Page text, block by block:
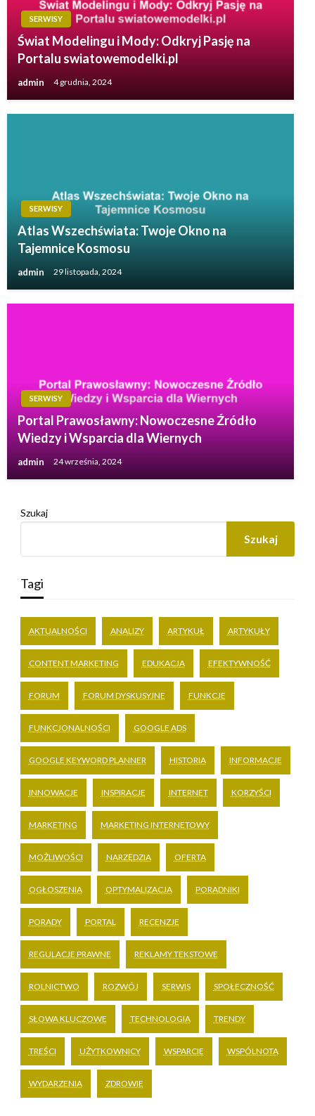
SERWISY
Świat Modelingu i Mody: Odkryj Pasję na
Portalu swiatowemodelki.pl
admin 4 grudnia, 2024
SERWISY
Atlas Wszechświata: Twoje Okno na
Tajemnice Kosmosu
admin 29 listopada, 2024
SERWISY
Portal Prawosławny: Nowoczesne Źródło
Wiedzy i Wsparcia dla Wiernych
admin 24 września, 2024
Szukaj
Szukaj
Tagi
AKTUALNOŚCI ANALIZY ARTYKUŁ ARTYKUŁY
CONTENT MARKETING EDUKACJA EFEKTYWNOŚĆ
FORUM FORUM DYSKUSYJNE FUNKCJE
FUNKCJONALNOŚCI GOOGLE ADS
GOOGLE KEYWORD PLANNER HISTORIA INFORMACJE
INNOWACJE INSPIRACJE INTERNET KORZYŚCI
MARKETING MARKETING INTERNETOWY
MOŻLIWOŚCI NARZĘDZIA OFERTA
OGŁOSZENIA OPTYMALIZACJA PORADNIKI
PORADY PORTAL RECENZJE
REGULACJE PRAWNE REKLAMY TEKSTOWE
ROLNICTWO ROZWÓJ SERWIS SPOŁECZNOŚĆ
SŁOWA KLUCZOWE TECHNOLOGIA TRENDY
TREŚCI UŻYTKOWNICY WSPARCIE WSPÓLNOTA
WYDARZENIA ZDROWIE